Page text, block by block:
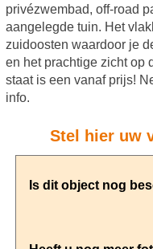
privézwembad, off-road
aangelegde tuin. Het
zuidoosten waardoor je
en het prachtige zicht op
staat is een vanaf prijs!
info.
Stel hier uw